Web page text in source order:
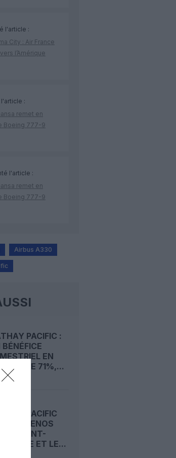
l'article :
City : Air France
l’Amérique
:
remet en
Boeing 777-9
l'article :
remet en
Boeing 777-9
Airbus A330
PACIFIC :
BÉNÉFICE
EN
DE 71%,...
PACIFIC
BUENOS
SAINT-
ET LE...